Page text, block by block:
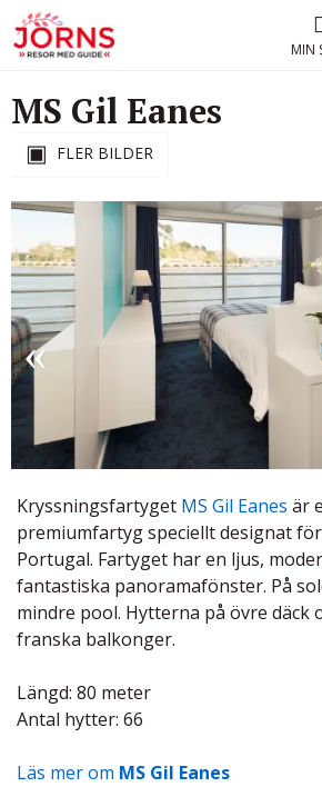
MIN
MS Gil Eanes
FLER BILDER
Kryssningsfartyget MS Gil Eanes är
premiumfartyg speciellt designat
Portugal. Fartyget har en ljus,
fantastiska panoramafönster. På
mindre pool. Hytterna på övre däck
franska balkonger.
Längd: 80 meter
Antal hytter: 66
Läs mer om MS Gil Eanes